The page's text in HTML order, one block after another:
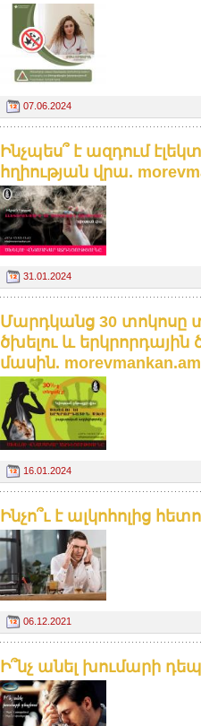
07.06.2024
Ինչպես՞ է ազդում
հղիության վրա.
31.01.2024
Մարդկանց 30 տոկոսը
ծխելու և
մասին. morevmankan.am
16.01.2024
Ինչո՞ւ է ալկոհոլից
06.12.2021
Ի՞նչ անել խումարի